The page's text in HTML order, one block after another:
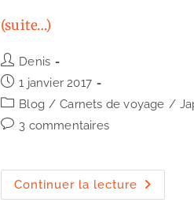
(suite…)
Auteur/autrice
de
publication :
Denis
Publication
publiée :
1 janvier 2017
Post
category:
Blog / Carnets de voyage /
Commentaires
publication :
3 commentaires
Continuer la lecture Merci